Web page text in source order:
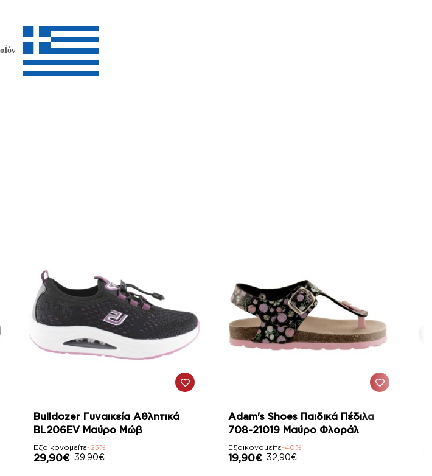
-25%
Bulldozer Γυναικεία Αθλητικά
BL206EV Μαύρο Μώβ
Εξοικονομείτε-25%
29,90€ 39,90€
-40%
Adam's Shoes Παιδικά Πέδιλα
708-21019 Μαύρο Φλοράλ
Εξοικονομείτε-40%
19,90€ 32,90€